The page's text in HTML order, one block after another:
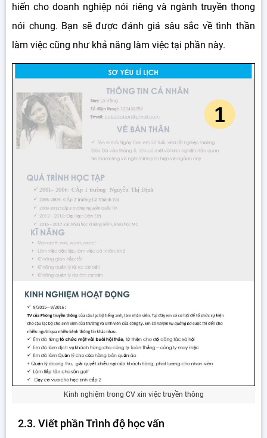
hiến cho doanh nghiệp nói riêng và ngành truyền thong
nói chung. Bạn sẽ được đánh giá sâu sắc về tình thần
làm việc cũng như khả năng làm việc tại phần này.
Kinh nghiệm trong CV xin việc truyền thông
2.3. Viết phần Trình độ học vấn